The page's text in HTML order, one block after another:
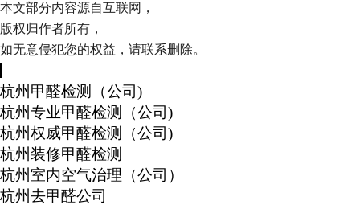
本文部分内容源自互联网，
版权归作者所有，
如无意侵犯您的权益，请联系删除。
杭州甲醛检测（公司)
杭州专业甲醛检测（公司)
杭州权威甲醛检测（公司)
杭州装修甲醛检测
杭州室内空气治理（公司）
杭州去甲醛公司